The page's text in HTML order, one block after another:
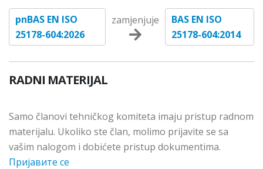
pnBAS EN ISO
25178-604:2026
zamjenjuje
BAS EN ISO
25178-604:2014
RADNI MATERIJAL
Samo članovi tehničkog komiteta imaju pristup radnom
materijalu. Ukoliko ste član, molimo prijavite se sa
vašim nalogom i dobićete pristup dokumentima.
Пријавите се